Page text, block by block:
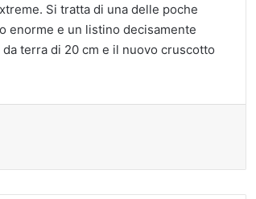
Si tratta di una delle poche
enorme e un listino decisamente
terra di 20 cm e il nuovo cruscotto